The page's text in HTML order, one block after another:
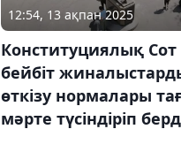
12:54, 13 ақпан 2025
Конституциялық Сот
бейбіт
өткізу нормалары
мәрте түсіндіріп